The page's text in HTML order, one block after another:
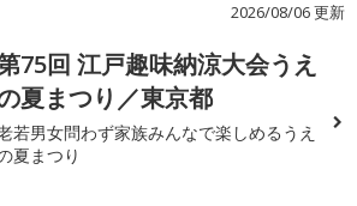
2026/08/06 更新
75回 江戸趣味納涼大会うえ
夏まつり／東京都
若男女問わず家族みんなで楽しめるうえ
夏まつり